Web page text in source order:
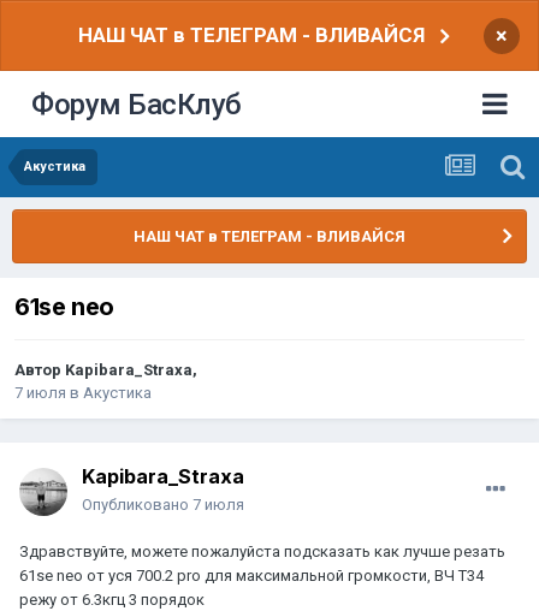
НАШ ЧАТ в ТЕЛЕГРАМ - ВЛИВАЙСЯ ×
Форум БасКлуб
Акустика
НАШ ЧАТ в ТЕЛЕГРАМ - ВЛИВАЙСЯ
61se neo
Автор Kapibara_Straxa,
7 июля в Акустика
Kapibara_Straxa
Опубликовано 7 июля
Здравствуйте, можете пожалуйста подсказать как лучше резать
61se neo от уся 700.2 pro для максимальной громкости, ВЧ T34
режу от 6.3кгц 3 порядок